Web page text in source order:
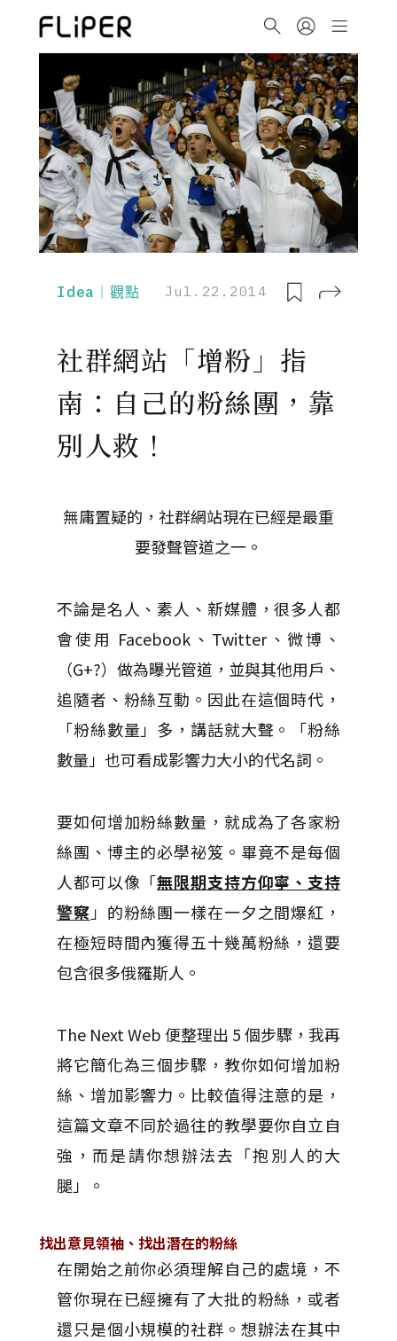
Idea｜觀點 Jul.22.2014
社群網站「增粉」指
南：自己的粉絲團，靠
別人救！
無庸置疑的，社群網站現在已經是最重
要發聲管道之一。
不論是名人、素人、新媒體，很多人都
會使用 Facebook、Twitter、微博、
（G+?）做為曝光管道，並與其他用戶、
追隨者、粉絲互動。因此在這個時代，
「粉絲數量」多，講話就大聲。「粉絲
數量」也可看成影響力大小的代名詞。
要如何增加粉絲數量，就成為了各家粉
絲團、博主的必學祕笈。畢竟不是每個
人都可以像「無限期支持方仰寧、支持
警察 」的粉絲團一樣在一夕之間爆紅，
在極短時間內獲得五十幾萬粉絲，還要
包含很多俄羅斯人。
The Next Web 便整理出 5 個步驟，我再
將它簡化為三個步驟，教你如何增加粉
絲、增加影響力。比較值得注意的是，
這篇文章不同於過往的教學要你自立自
強，而是請你想辦法去「抱別人的大
腿」。
找出意見領袖、找出潛在的粉絲
在開始之前你必須理解自己的處境，不
管你現在已經擁有了大批的粉絲，或者
還只是個小規模的社群。想辦法在其中